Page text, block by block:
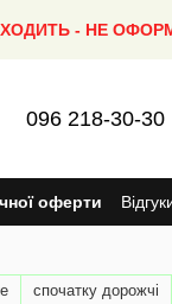
- НЕ
096 218-30-30
оферти
спочатку дорожчі